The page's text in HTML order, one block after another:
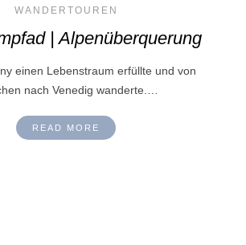
WANDERTOUREN
| Alpenüberquerung
einen Lebenstraum erfüllte und von
nach Venedig wanderte.…
READ MORE